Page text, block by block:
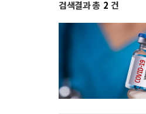
검색결과 총 2 건